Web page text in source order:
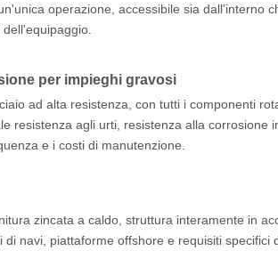
operazione, accessibile sia dall'interno
per impieghi gravosi
ad alta resistenza, con tutti i componenti
resistenza agli urti, resistenza alla corrosione
e i costi di manutenzione.
zincata a caldo, struttura interamente in
navi, piattaforme offshore e requisiti specifici